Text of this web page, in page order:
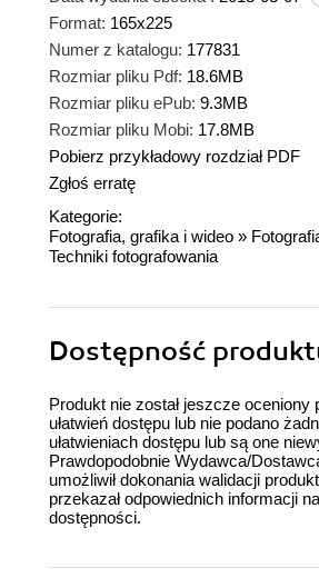
Format: 165x225
Numer z katalogu: 177831
Rozmiar pliku Pdf: 18.6MB
Rozmiar pliku ePub: 9.3MB
Rozmiar pliku Mobi: 17.8MB
Pobierz przykładowy rozdział PDF
Zgłoś erratę
Kategorie:
Fotografia, grafika i wideo »
Techniki fotografowania
Dostępność
Produkt nie został jeszcze oceniony
ułatwień dostępu lub nie podano
ułatwieniach dostępu lub są one
Prawdopodobnie Wydawca/
umożliwił dokonania walidacji
przekazał odpowiednich informacji
dostępności.